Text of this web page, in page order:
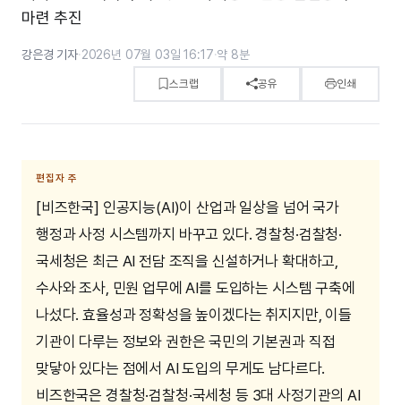
마련 추진
강은경 기자·2026년 07월 03일 16:17·약 8분
스크랩 공유 인쇄
편집자 주
[비즈한국] 인공지능(AI)이 산업과 일상을 넘어 국가
행정과 사정 시스템까지 바꾸고 있다. 경찰청·검찰청·
국세청은 최근 AI 전담 조직을 신설하거나 확대하고,
수사와 조사, 민원 업무에 AI를 도입하는 시스템 구축에
나섰다. 효율성과 정확성을 높이겠다는 취지지만, 이들
기관이 다루는 정보와 권한은 국민의 기본권과 직접
맞닿아 있다는 점에서 AI 도입의 무게도 남다르다.
비즈한국은 경찰청·검찰청·국세청 등 3대 사정기관의 AI